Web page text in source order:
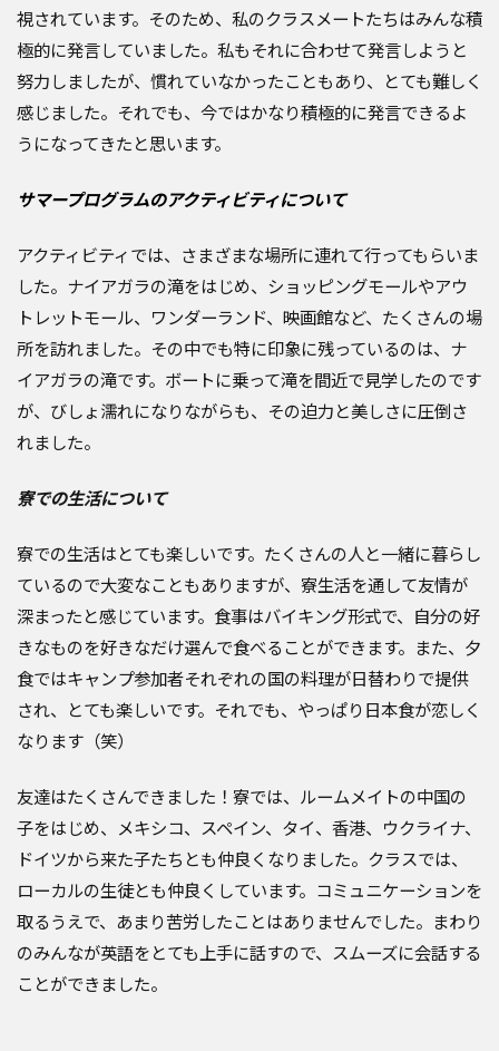
視されています。そのため、私のクラスメートたちはみんな積
極的に発言していました。私もそれに合わせて発言しようと
努力しましたが、慣れていなかったこともあり、とても難しく
感じました。それでも、今ではかなり積極的に発言できるよ
うになってきたと思います。
サマープログラムのアクティビティについて
アクティビティでは、さまざまな場所に連れて行ってもらいま
した。ナイアガラの滝をはじめ、ショッピングモールやアウ
トレットモール、ワンダーランド、映画館など、たくさんの場
所を訪れました。その中でも特に印象に残っているのは、ナ
イアガラの滝です。ボートに乗って滝を間近で見学したのです
が、びしょ濡れになりながらも、その迫力と美しさに圧倒さ
れました。
寮での生活について
寮での生活はとても楽しいです。たくさんの人と一緒に暮らし
ているので大変なこともありますが、寮生活を通して友情が
深まったと感じています。食事はバイキング形式で、自分の好
きなものを好きなだけ選んで食べることができます。また、夕
食ではキャンプ参加者それぞれの国の料理が日替わりで提供
され、とても楽しいです。それでも、やっぱり日本食が恋しく
なります（笑）
友達はたくさんできました！寮では、ルームメイトの中国の
子をはじめ、メキシコ、スペイン、タイ、香港、ウクライナ、
ドイツから来た子たちとも仲良くなりました。クラスでは、
ローカルの生徒とも仲良くしています。コミュニケーションを
取るうえで、あまり苦労したことはありませんでした。まわり
のみんなが英語をとても上手に話すので、スムーズに会話する
ことができました。